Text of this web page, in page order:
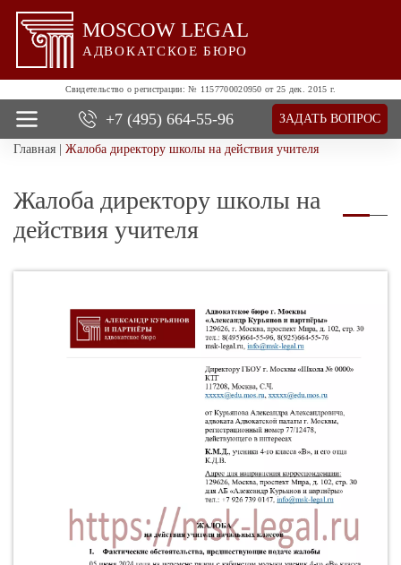
MOSCOW LEGAL
АДВОКАТСКОЕ БЮРО
Свидетельство о регистрации:№ 1157700020950 от 25 дек. 2015 г.
О нас
Цены
Отзывы
Новости и успехи
Контакты
+7 (495) 664-55-96 ЗАДАТЬ ВОПРОС
Главная Жалоба директору школы на действия учителя
Жалоба директору школы на
действия учителя